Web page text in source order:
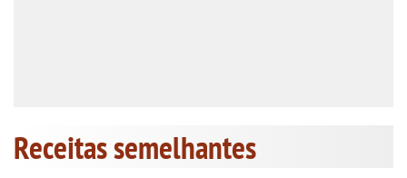
Receitas semelhantes